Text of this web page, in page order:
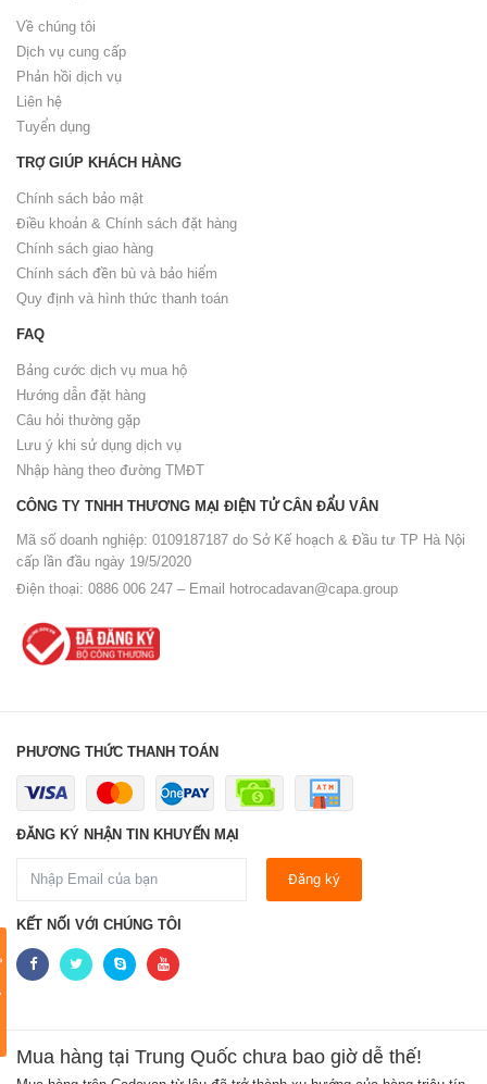
LIÊN HỆ NGAY
Về chúng tôi
Dịch vụ cung cấp
Phản hồi dịch vụ
Liên hệ
Tuyển dụng
TRỢ GIÚP KHÁCH HÀNG
Chính sách bảo mật
Điều khoản & Chính sách đặt hàng
Chính sách giao hàng
Chính sách đền bù và bảo hiểm
Quy định và hình thức thanh toán
FAQ
Bảng cước dịch vụ mua hộ
Hướng dẫn đặt hàng
Câu hỏi thường gặp
Lưu ý khi sử dụng dịch vụ
Nhập hàng theo đường TMĐT
CÔNG TY TNHH THƯƠNG MẠI ĐIỆN TỬ CÂN ĐẨU VÂN
Mã số doanh nghiệp: 0109187187 do Sở Kế hoạch & Đầu tư TP Hà Nội
cấp lần đầu ngày 19/5/2020
Điện thoại: 0886 006 247 – Email
hotrocadavan@capa.group
PHƯƠNG THỨC THANH TOÁN
ĐĂNG KÝ NHẬN TIN KHUYẾN MẠI
Đăng ký
KẾT NỐI VỚI CHÚNG TÔI
Mua hàng tại Trung Quốc chưa bao giờ dễ thế!